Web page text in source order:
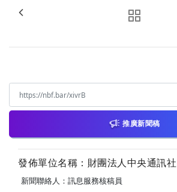
推廣新聞稿
發佈單位名稱：財團法人中央通訊社
新聞聯絡人：訊息服務核稿員